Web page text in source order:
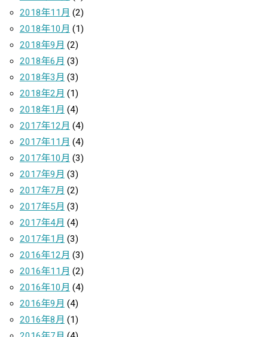
2018年11月 (2)
2018年10月 (1)
2018年9月 (2)
2018年6月 (3)
2018年3月 (3)
2018年2月 (1)
2018年1月 (4)
2017年12月 (4)
2017年11月 (4)
2017年10月 (3)
2017年9月 (3)
2017年7月 (2)
2017年5月 (3)
2017年4月 (4)
2017年1月 (3)
2016年12月 (3)
2016年11月 (2)
2016年10月 (4)
2016年9月 (4)
2016年8月 (1)